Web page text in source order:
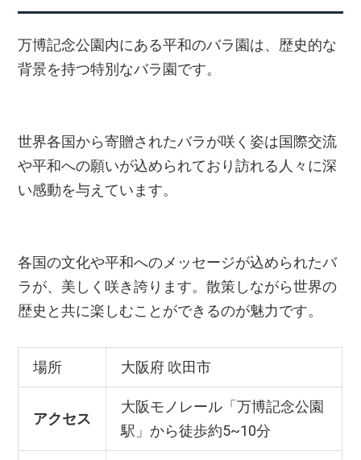
万博記念公園内にある平和のバラ園は、歴史的な
背景を持つ特別なバラ園です。
世界各国から寄贈されたバラが咲く姿は国際交流
や平和への願いが込められており訪れる人々に深
い感動を与えています。
各国の文化や平和へのメッセージが込められたバ
ラが、美しく咲き誇ります。散策しながら世界の
歴史と共に楽しむことができるのが魅力です。
場所 大阪府 吹田市
アクセス
大阪モノレール「万博記念公園
駅」から徒歩約5~10分